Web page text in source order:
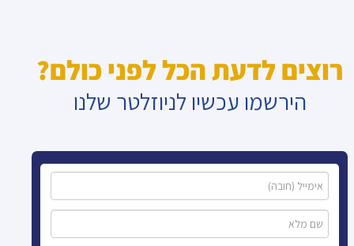
רוצים לדעת הכל לפני כולם?
הירשמו עכשיו לניוזלטר שלנו